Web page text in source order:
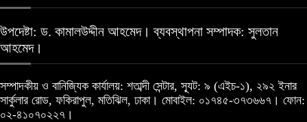
উপদেষ্টা: ড. কামালউদ্দীন আহমেদ। ব্যবস্থাপনা সম্পাদক: সুলতান
আহমেদ।
সম্পাদকীয় ও বানিজ্যিক কার্যালয়: শতাব্দী সেন্টার, স্যূট: ৯ (এইচ-১), ২৯২ ইনার
সার্কুলার রোড, ফকিরাপুল, মতিঝিল, ঢাকা। মোবাইল: ০১৭৪৫-৩৭৩৬৬৭। ফোন:
০২-৪১০৭০২২৭।